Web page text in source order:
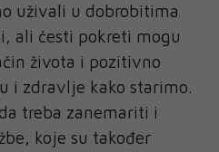
uživali u dobrobitima
ali česti pokreti mogu
života i pozitivno
i zdravlje kako starimo.
treba zanemariti i
koje su također